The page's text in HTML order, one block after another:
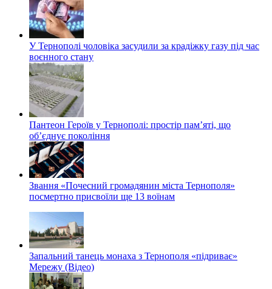
У Тернополі чоловіка засудили за крадіжку газу під час
воєнного стану
Пантеон Героїв у Тернополі: простір пам’яті, що
об’єднує покоління
Звання «Почесний громадянин міста Тернополя»
посмертно присвоїли ще 13 воїнам
Запальний танець монаха з Тернополя «підриває»
Мережу (Відео)